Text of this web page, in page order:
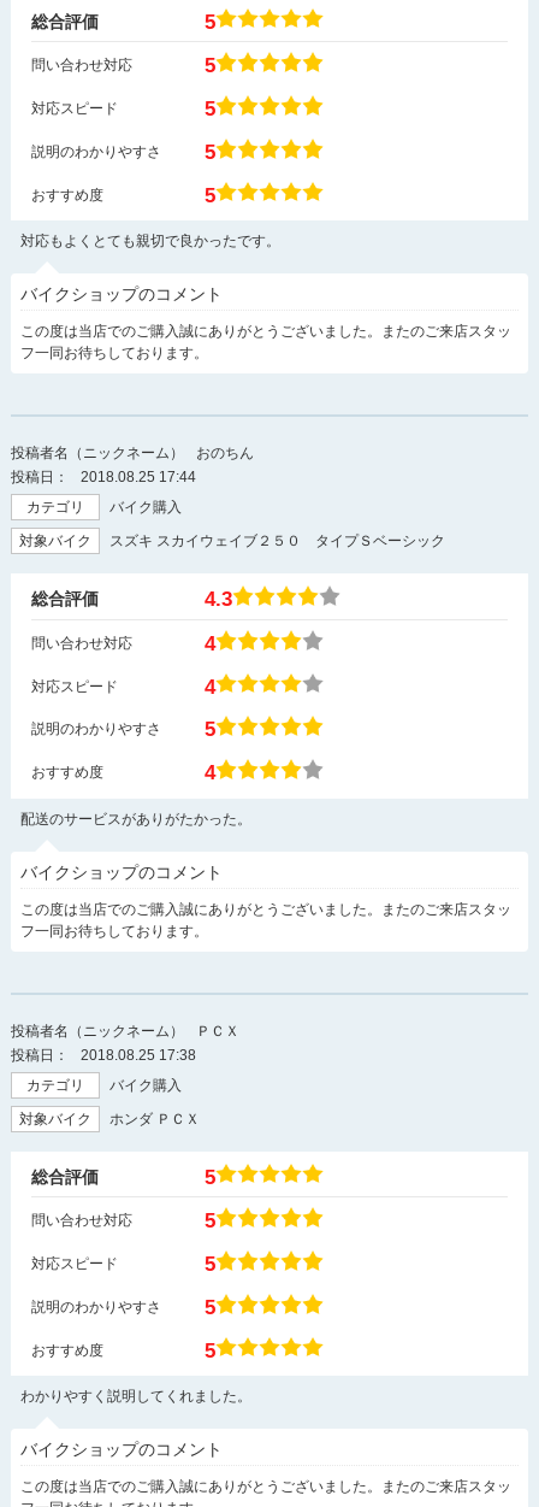
総合評価 5
問い合わせ対応 5
対応スピード 5
説明のわかりやすさ 5
おすすめ度 5
対応もよくとても親切で良かったです。
バイクショップのコメント
この度は当店でのご購入誠にありがとうございました。またのご来店スタッ
フ一同お待ちしております。
投稿者名（ニックネーム）
おのちん
投稿日：
2018.08.25 17:44
カテゴリ
バイク購入
対象バイク
スズキ スカイウェイブ２５０ タイプＳベーシック
総合評価 4.3
問い合わせ対応 4
対応スピード 4
説明のわかりやすさ 5
おすすめ度 4
配送のサービスがありがたかった。
バイクショップのコメント
この度は当店でのご購入誠にありがとうございました。またのご来店スタッ
フ一同お待ちしております。
投稿者名（ニックネーム）
ＰＣＸ
投稿日：
2018.08.25 17:38
カテゴリ
バイク購入
対象バイク
ホンダ ＰＣＸ
総合評価 5
問い合わせ対応 5
対応スピード 5
説明のわかりやすさ 5
おすすめ度 5
わかりやすく説明してくれました。
バイクショップのコメント
この度は当店でのご購入誠にありがとうございました。またのご来店スタッ